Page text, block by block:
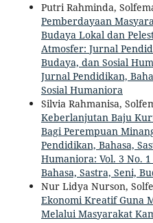
Putri Rahminda,
Pemberdayaan
Budaya Lokal dan
Atmosfer: Jurnal
Budaya, dan Sosial
Jurnal Pendidikan,
Sosial Humaniora
Silvia Rahmanisa,
Keberlanjutan Baju
Bagi Perempuan
Pendidikan, Bahasa,
Humaniora: Vol. 3 No.
Bahasa, Sastra, Seni,
Nur Lidya Nurson,
Ekonomi Kreatif Guna
Melalui Masyarakat